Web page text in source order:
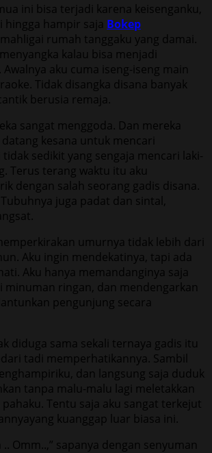
ini bisa terjadi karena keisenganku,
hingga hampir saja Bokep
rumah tanggaku yang damai.
kalau bisa menjadi
aku cuma iseng-iseng main
Tidak disangka disana banyak
berusia remaja.
sangat menggoda. Dan mereka
kesana untuk mencari
tidak sedikit yang sengaja mencari laki-
Terus terang waktu itu aku
dengan salah seorang gadis disana.
juga padat dan sintal,
umurnya tidak lebih dari
Aku ingin mendekatinya, tapi ada
Aku hanya memandanginya saja
minuman ringan, dan mendengarkan
pengunjung secara
diduga sama sekali ternaya gadis itu
tadi memperhatikannya. Sambil
dan langsung saja duduk
tanpa malu-malu lagi meletakkan
Tentu saja aku sangat terkejut
kuanggap luar biasa ini.
Omm..,” sapanya dengan senyuman